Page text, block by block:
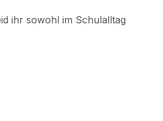
ihr sowohl im Schul­all­tag